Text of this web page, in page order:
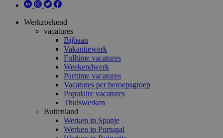
Werkzoekend
vacatures
Bijbaan
Vakantiewerk
Fulltime vacatures
Weekendwerk
Parttime vacatures
Vacatures per beroepsgroep
Populaire vacatures
Thuiswerken
Buitenland
Werken in Spanje
Werken in Portugal